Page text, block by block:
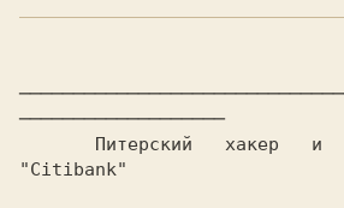
───────────────────
"Citibank"